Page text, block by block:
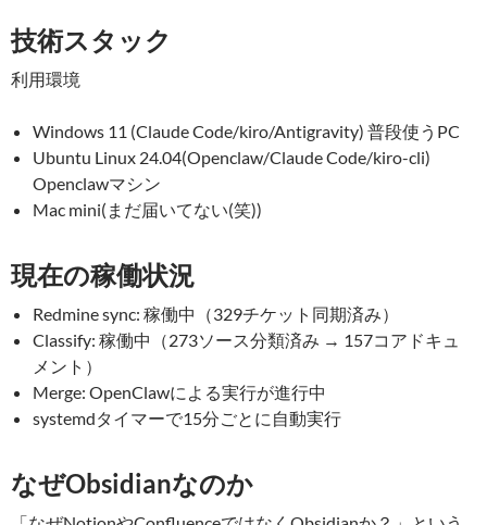
技術スタック
利用環境
Windows 11 (Claude Code/kiro/Antigravity) 普段使うPC
Ubuntu Linux 24.04(Openclaw/Claude Code/kiro-cli)
Openclawマシン
Mac mini(まだ届いてない(笑))
現在の稼働状況
Redmine sync: 稼働中（329チケット同期済み）
Classify: 稼働中（273ソース分類済み → 157コアドキュ
メント）
Merge: OpenClawによる実行が進行中
systemdタイマーで15分ごとに自動実行
なぜObsidianなのか